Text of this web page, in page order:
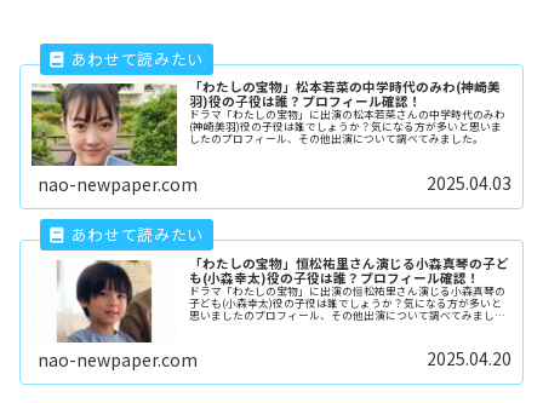
「わたしの宝物」松本若菜の中学時代のみわ(神崎美
羽)役の子役は誰？プロフィール確認！
ドラマ「わたしの宝物」に出演の松本若菜さんの中学時代のみわ
(神崎美羽)役の子役は誰でしょうか？気になる方が多いと思いま
したのプロフィール、その他出演について調べてみました。
nao-newpaper.com 2025.04.03
「わたしの宝物」恒松祐里さん演じる小森真琴の子ど
も(小森幸太)役の子役は誰？プロフィール確認！
ドラマ「わたしの宝物」に出演の恒松祐里さん演じる小森真琴の
子ども(小森幸太)役の子役は誰でしょうか？気になる方が多いと
思いましたのプロフィール、その他出演について調べてみまし
nao-newpaper.com 2025.04.20